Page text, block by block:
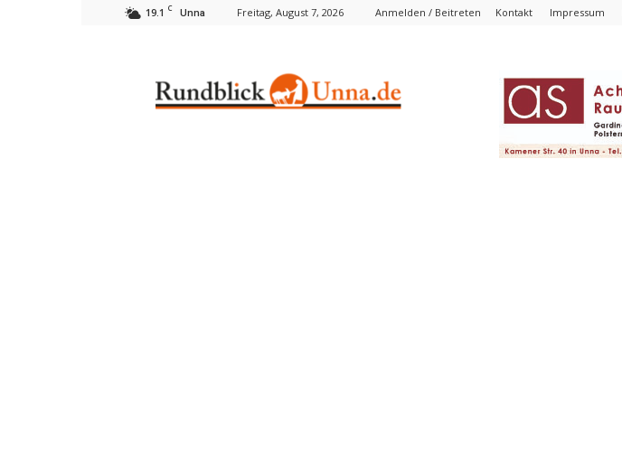
19.1 C Unna Freitag, August 7, 2026 Anmelden / Beitreten Kontakt Impressum